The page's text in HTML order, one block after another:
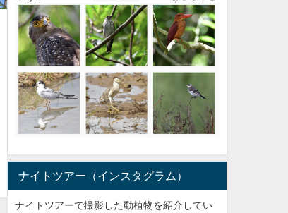
ナイトツアー（インスタグラム）
ナイトツアーで撮影した動植物を紹介してい